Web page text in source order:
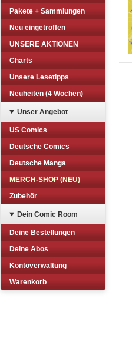
Pakete + Sammlungen
Neu eingetroffen
UNSERE AKTIONEN
Charts
Unsere Lesetipps
Neuheiten (4 Wochen)
Unser Angebot
US Comics
Deutsche Comics
Deutsche Manga
MERCH-SHOP (NEU)
Zubehör
Dein Comic Room
Deine Bestellungen
Deine Abos
Kontoverwaltung
Warenkorb